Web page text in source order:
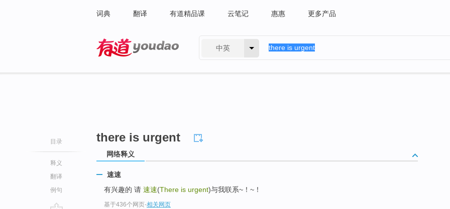
词典 翻译 有道精品课 云笔记 惠惠 更多产品
中英
目录
释义
翻译
例句
there is urgent
网络释义
速速
有兴趣的 请 速速(There is urgent)与我联系~！~！
基于436个网页-相关网页